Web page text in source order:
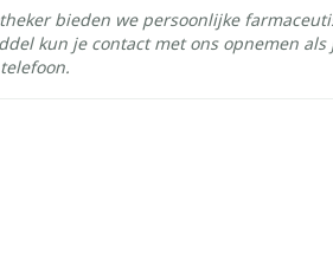
4
bieden we persoonlijke
kun je contact met ons opnemen